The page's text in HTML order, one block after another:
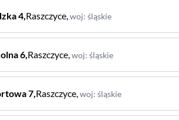
4,Raszczyce,woj: śląskie
6,Raszczyce,woj: śląskie
7,Raszczyce,woj: śląskie